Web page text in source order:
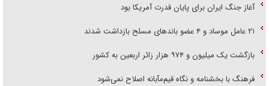
آغاز جنگ ایران برای پایان قدرت آمریکا بود
۲۱ عامل موساد و ۴ عضو باند‌های مسلح بازداشت شدند
بازگشت یک میلیون و ۹۷۴ هزار زائر اربعین به کشور
فرهنگ با بخشنامه و نگاه قیم‌مآبانه اصلاح نمی‌شود